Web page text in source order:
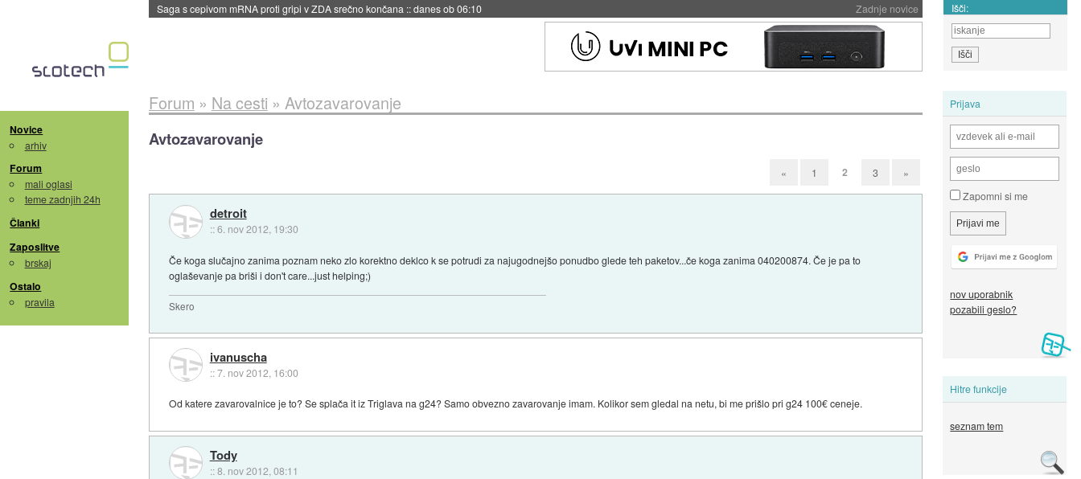
Zadnje novice
BMW v vozilih začel predvajati reklame::danes ob 06:09 Išči:
Novice
arhiv
Forum
mali oglasi
teme zadnjih 24h
Članki
Zaposlitve
brskaj
Ostalo
pravila
Prijava
Zapomni si me
nov uporabnik
pozabili geslo?
Hitre funkcije
seznam tem
Forum » Na cesti » Avtozavarovanje
Avtozavarovanje
« 1 2 3 »
detroit
::6. nov 2012, 19:30
Če koga slučajno zanima poznam neko zlo korektno deklco k se potrudi za najugodnejšo ponudbo glede teh paketov...če koga zanima 040200874. Če je pa to
oglaševanje pa briši i don't care...just helping;)
Skero
ivanuscha
::7. nov 2012, 16:00
Od katere zavarovalnice je to? Se splača it iz Triglava na g24? Samo obvezno zavarovanje imam. Kolikor sem gledal na netu, bi me prišlo pri g24 100€ ceneje.
Tody
::8. nov 2012, 08:11